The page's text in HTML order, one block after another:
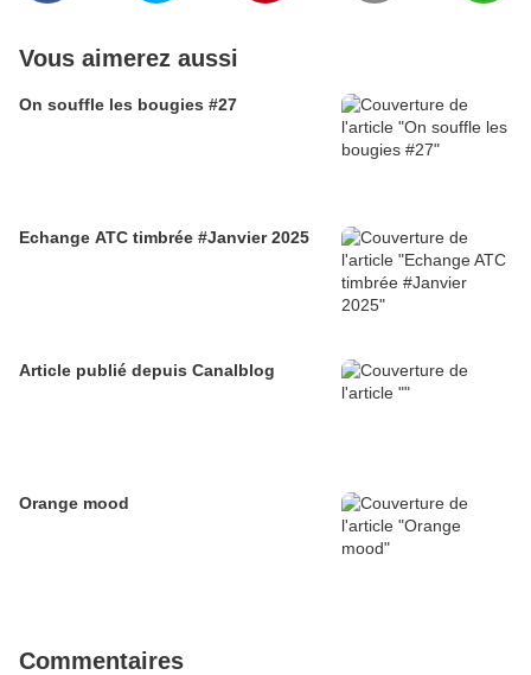
Vous aimerez aussi
On souffle les bougies #27
Echange ATC timbrée #Janvier 2025
Article publié depuis Canalblog
Orange mood
Commentaires